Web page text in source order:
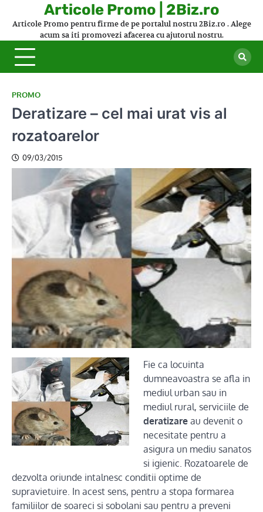
Articole Promo | 2Biz.ro
Articole Promo pentru firme de pe portalul nostru 2Biz.ro . Alege
acum sa iti promovezi afacerea cu ajutorul nostru.
PROMO
Deratizare – cel mai urat vis al
rozatoarelor
09/03/2015
Fie ca locuinta
dumneavoastra se afla in
mediul urban sau in
mediul rural, serviciile de
deratizare au devenit o
necesitate pentru a
asigura un mediu sanatos
si igienic. Rozatoarele de
dezvolta oriunde intalnesc conditii optime de
supravietuire. In acest sens, pentru a stopa formarea
familiilor de soareci si sobolani sau pentru a preveni